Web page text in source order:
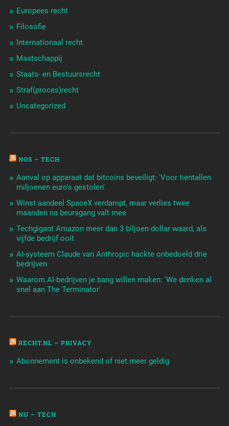
Europees recht
Filosofie
Internationaal recht
Maatschappij
Staats- en Bestuursrecht
Straf(proces)recht
Uncategorized
NOS – TECH
Aanval op apparaat dat bitcoins beveiligt: 'Voor tientallen
miljoenen euro's gestolen'
Winst aandeel SpaceX verdampt, maar verlies twee
maanden na beursgang valt mee
Techgigant Amazon meer dan 3 biljoen dollar waard, als
vijfde bedrijf ooit
AI-systeem Claude van Anthropic hackte onbedoeld drie
bedrijven
Waarom AI-bedrijven je bang willen maken: 'We denken al
snel aan The Terminator'
RECHT.NL – PRIVACY
Abonnement is onbekend of niet meer geldig
NU – TECH